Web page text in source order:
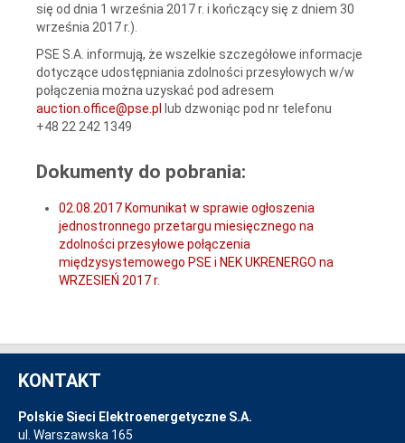
się od dnia 1 września 2017 r. i kończący się z dniem 30
września 2017 r.).
PSE S.A. informują, że wszelkie szczegółowe informacje
dotyczące udostępniania zdolności przesyłowych w/w
połączenia można uzyskać pod adresem
auction.office@pse.pl
lub dzwoniąc pod nr telefonu
+48 22 242 1349
Dokumenty do pobrania:
02.08.2017 Komunikat w sprawie ogłoszenia
jednostronnego przetargu miesięcznego na
zdolności przesyłowe połączenia
międzysystemowego PSE i NEK UKRENERGO na
WRZESIEŃ 2017 r.
KONTAKT
Polskie Sieci Elektroenergetyczne S.A.
ul. Warszawska 165